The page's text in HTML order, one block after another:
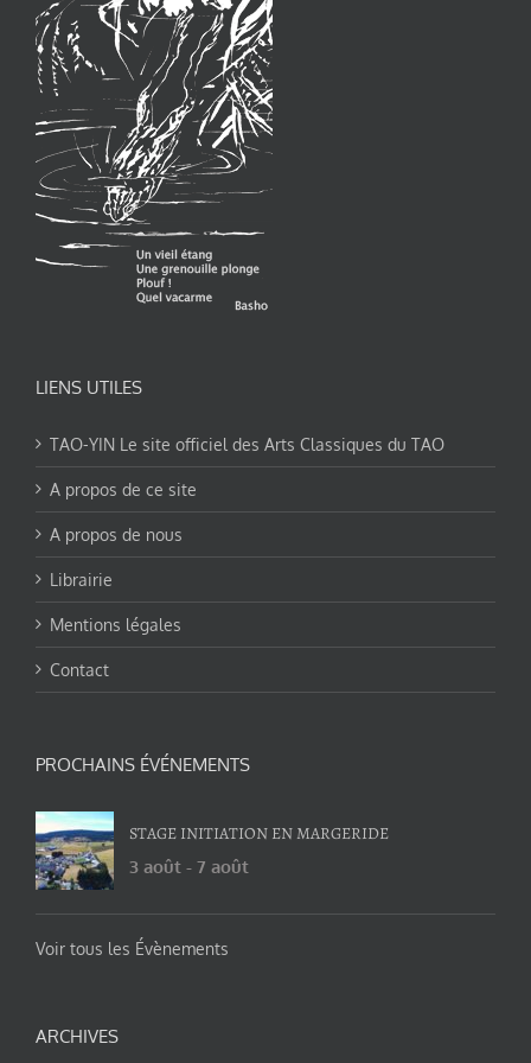
LIENS UTILES
TAO-YIN Le site officiel des Arts Classiques du TAO
A propos de ce site
A propos de nous
Librairie
Mentions légales
Contact
PROCHAINS ÉVÉNEMENTS
STAGE INITIATION EN MARGERIDE
3 août - 7 août
Voir tous les Évènements
ARCHIVES